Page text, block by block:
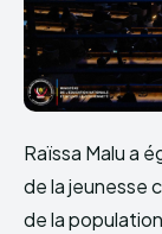
Raïssa Malu a
de la jeunesse
de la